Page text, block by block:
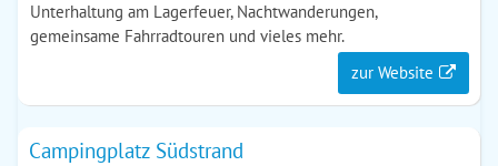
Unterhaltung am Lagerfeuer, Nachtwanderungen,
gemeinsame Fahrradtouren und vieles mehr.
zur Website
Campingplatz Südstrand